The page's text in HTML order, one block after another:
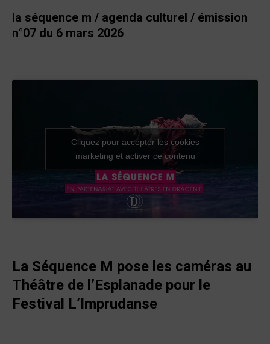
la séquence m / agenda culturel / émission
n°07 du 6 mars 2026
Cliquez pour accepter les cookies
marketing et activer ce contenu
La Séquence M pose les caméras au
Théâtre de l’Esplanade pour le
Festival L’Imprudanse